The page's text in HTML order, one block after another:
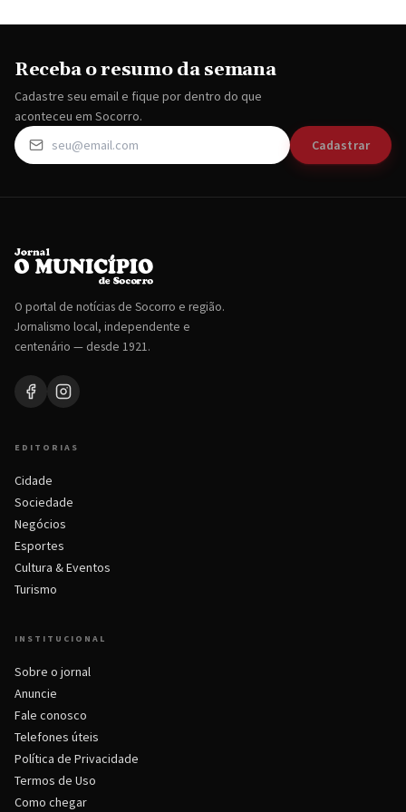
Receba o resumo da semana
Cadastre seu email e fique por dentro do que
aconteceu em Socorro.
Cadastrar
O portal de notícias de Socorro e região.
Jornalismo local, independente e
centenário — desde 1921.
EDITORIAS
Cidade
Sociedade
Negócios
Esportes
Cultura & Eventos
Turismo
INSTITUCIONAL
Sobre o jornal
Anuncie
Fale conosco
Telefones úteis
Política de Privacidade
Termos de Uso
Como chegar